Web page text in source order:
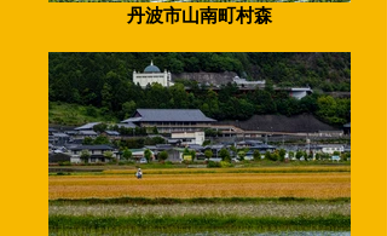
丹波市山南町村森